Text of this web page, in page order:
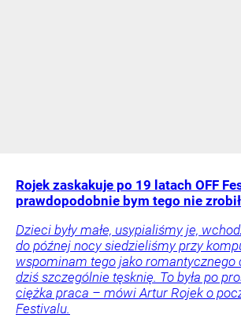
Rojek zaskakuje po 19 latach OFF
prawdopodobnie bym tego nie zrobił
Dzieci były małe, usypialiśmy je,
do późnej nocy siedzieliśmy przy
wspominam tego jako romantycznego
dziś szczególnie tęsknię. To była po
ciężka praca – mówi Artur Rojek o
Festivalu.